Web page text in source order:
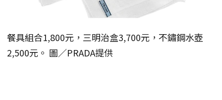
餐具組合1,800元，三明治盒3,700元，不鏽鋼水壺
2,500元。 圖／PRADA提供